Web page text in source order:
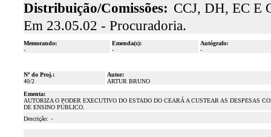
Distribuição/Comissões: CCJ, DH, EC E
Em 23.05.02 - Procuradoria.
Memorando:
-
Emenda(s):
-
Autógrafo:
-
Nº do Proj.:
40/2
Autor:
ARTUR BRUNO
Ementa:
AUTORIZA O PODER EXECUTIVO DO ESTADO DO CEARÁ A CUSTEAR AS DESPESAS
DE ENSINO PÚBLICO.
Descrição: -